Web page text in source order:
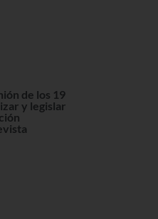
de los 19
y legislar